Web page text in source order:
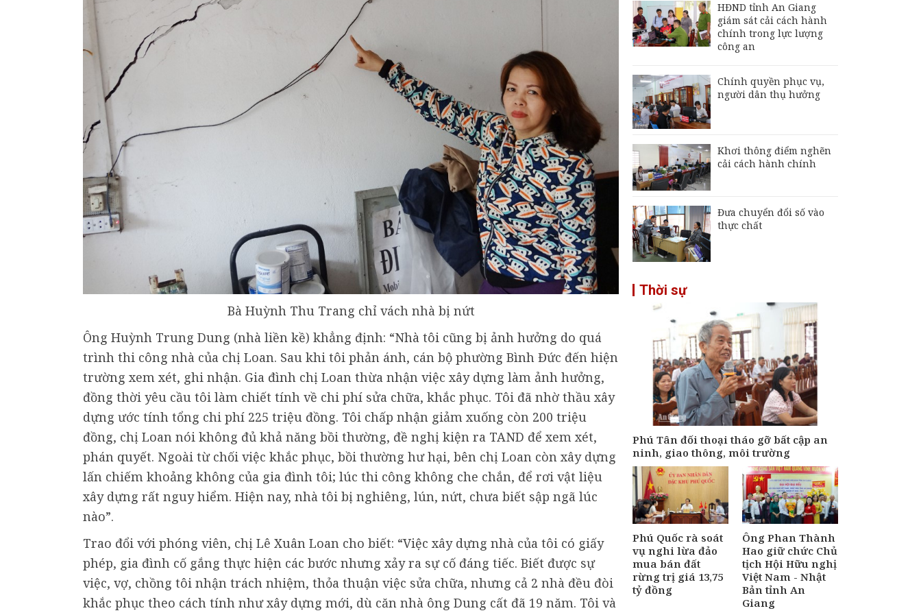
Bà Huỳnh Thu Trang chỉ vách nhà bị nứt
Ông Huỳnh Trung Dung (nhà liền kề) khẳng định: “Nhà tôi cũng bị ảnh hưởng do quá
trình thi công nhà của chị Loan. Sau khi tôi phản ánh, cán bộ phường Bình Đức đến hiện
trường xem xét, ghi nhận. Gia đình chị Loan thừa nhận việc xây dựng làm ảnh hưởng,
đồng thời yêu cầu tôi làm chiết tính về chi phí sửa chữa, khắc phục. Tôi đã nhờ thầu xây
dựng ước tính tổng chi phí 225 triệu đồng. Tôi chấp nhận giảm xuống còn 200 triệu
đồng, chị Loan nói không đủ khả năng bồi thường, đề nghị kiện ra TAND để xem xét,
phán quyết. Ngoài từ chối việc khắc phục, bồi thường hư hại, bên chị Loan còn xây dựng
lấn chiếm khoảng không của gia đình tôi; lúc thi công không che chắn, để rơi vật liệu
xây dựng rất nguy hiểm. Hiện nay, nhà tôi bị nghiêng, lún, nứt, chưa biết sập ngã lúc
nào”.
Trao đổi với phóng viên, chị Lê Xuân Loan cho biết: “Việc xây dựng nhà của tôi có giấy
phép, gia đình cố gắng thực hiện các bước nhưng xảy ra sự cố đáng tiếc. Biết được sự
việc, vợ, chồng tôi nhận trách nhiệm, thỏa thuận việc sửa chữa, nhưng cả 2 nhà đều đòi
khắc phục theo cách tính như xây dựng mới, dù căn nhà ông Dung cất đã 19 năm. Tôi và
phát triển Phú Quốc
HĐND tỉnh An Giang
giám sát cải cách hành
chính trong lực lượng
công an
Chính quyền phục vụ,
người dân thụ hưởng
Khơi thông điểm nghẽn
cải cách hành chính
Đưa chuyển đổi số vào
thực chất
Thời sự
Phú Tân đối thoại tháo gỡ bất cập an
ninh, giao thông, môi trường
Phú Quốc rà soát
vụ nghi lừa đảo
mua bán đất
rừng trị giá 13,75
tỷ đồng
Ông Phan Thành
Hao giữ chức Chủ
tịch Hội Hữu nghị
Việt Nam - Nhật
Bản tỉnh An
Giang